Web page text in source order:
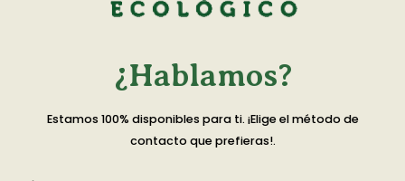
¿Hablamos?
Estamos 100% disponibles para ti. ¡Elige el método de
contacto que prefieras!.